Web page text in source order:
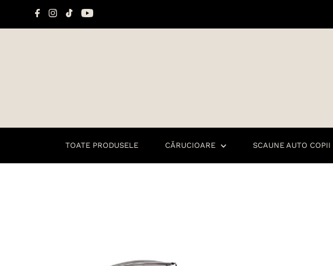
Sari la conținut
TOATE PRODUSELE CĂRUCIOARE SCAUNE AUTO COPII